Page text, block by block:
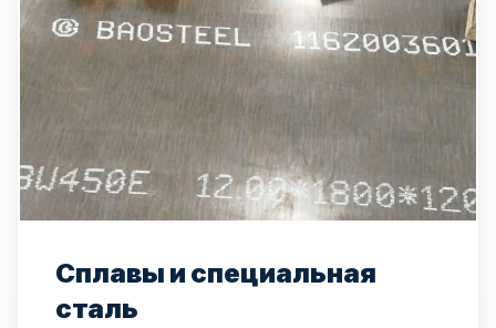
Сплавы и специальная
сталь